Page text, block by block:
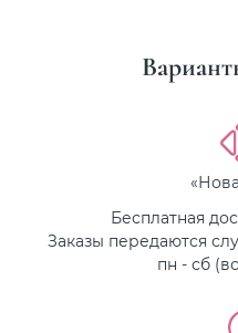
Бесплатная
Заказы передаются
пн - сб